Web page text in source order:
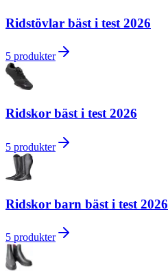
Ridstövlar bäst i test 2026
5 produkter
Ridskor bäst i test 2026
5 produkter
Ridskor barn bäst i test 2026
5 produkter